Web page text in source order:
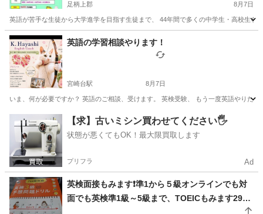
師】44年の指導経験で“分かる”まで丁寧にサポー
トします 月4回8,000円から／60分無料体験あり
（残り2名）
足柄上郡 8月7日
英語が苦手な生徒から大学進学を目指す生徒まで、 44年間で多くの中学生・高校生
神奈川 足柄上郡 英語/基礎英語 英語教師
英語の学習相談やります！
宮崎台駅 8月7日
いま、何が必要ですか？ 英語のご相談、受けます。 英検受験、 もう一度英語やりた
神奈川 川崎市 宮崎台駅 英語 状態
【求】古いミシン買わせてください🖐️
状態が悪くてもOK！最大限買取します
プリフラ Ad
英検面接もみます❗準1から５級オンラインでも対
面でも英検準1級～5級まで、TOEICもみます295